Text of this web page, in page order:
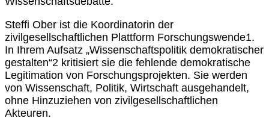
Steffi Ober ist die Koordinatorin der
zivilgesellschaftlichen Plattform Forschungswende1.
In Ihrem Aufsatz „Wissenschaftspolitik demokratischer
gestalten“2 kritisiert sie die fehlende demokratische
Legitimation von Forschungsprojekten. Sie werden
von Wissenschaft, Politik, Wirtschaft ausgehandelt,
ohne Hinzuziehen von zivilgesellschaftlichen
Akteuren.